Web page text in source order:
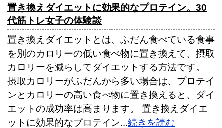
置き換えダイエットに効果的なプロテイン。30
代筋トレ女子の体験談
置き換えダイエットとは、ふだん食べている食事
を別のカロリーの低い食べ物に置き換えて、摂取
カロリーを減らしてダイエットする方法です。
摂取カロリーがふだんから多い場合は、プロテイ
ンとカロリーの高い食べ物に置き換えると、ダイ
エットの成功率は高まります。 置き換えダイエ
ットに効果的なプロテイン...続きを読む